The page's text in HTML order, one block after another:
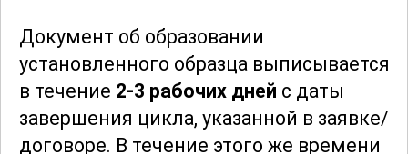
управления данными.
После завершения курса слушатели
обладают глубокими знаниями о
Документ об образовании
установленного образца выписывается
в течение 2-3 рабочих дней с даты
завершения цикла, указанной в заявке/
договоре. В течение этого же времени